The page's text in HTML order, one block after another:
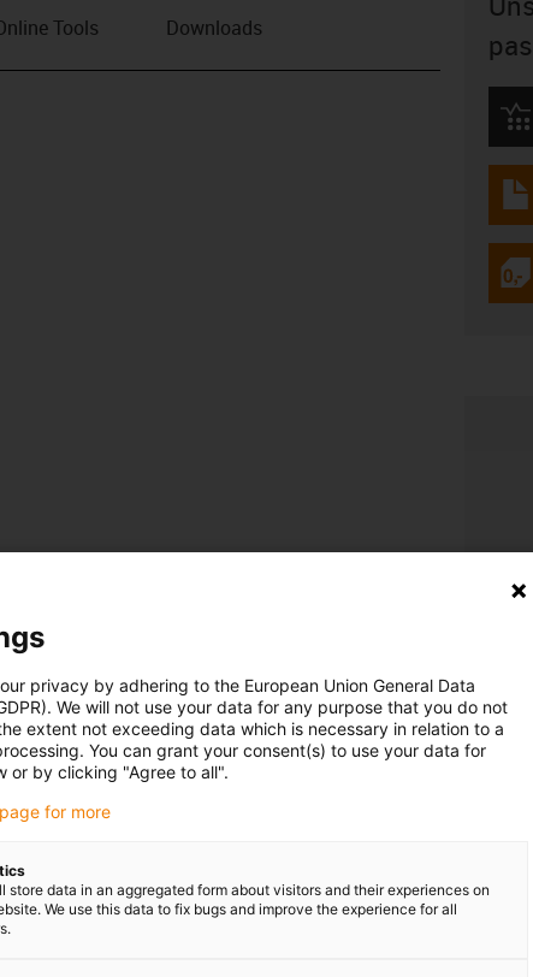
Tools Downloads
Sie
Dann
privacy by adhering to the European Union General Data
We will not use your data for any purpose that you do not
extent not exceeding data which is necessary in relation to a
You can grant your consent(s) to use your data for
or by clicking "Agree to all".
for more
store data in an aggregated form about visitors and their experiences on
We use this data to fix bugs and improve the experience for all